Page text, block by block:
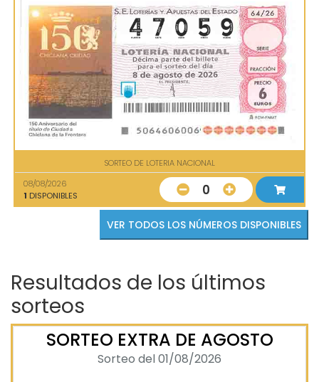
SORTEO DE LOTERIA NACIONAL
08/08/2026
1 DISPONIBLES 0
VER TODOS LOS NÚMEROS DISPONIBLES
Resultados de los últimos
sorteos
SORTEO EXTRA DE AGOSTO
Sorteo del 01/08/2026